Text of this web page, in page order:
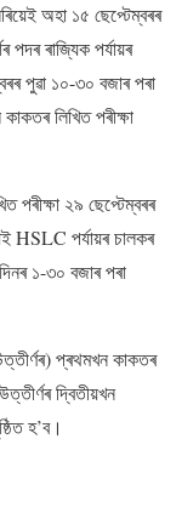
অহা ১৫ ছেপ্টেম্বৰৰ
ৰাজ্যিক পৰ্যায়ৰ
পুৱা ১০-৩০ বজাৰ পৰা
লিখিত পৰীক্ষা
পৰীক্ষা ২৯ ছেপ্টেম্বৰৰ
HSLC পৰ্যায়ৰ চালকৰ
১-৩০ বজাৰ পৰা
প্ৰথমখন কাকতৰ
দ্বিতীয়খন
হ’ব।